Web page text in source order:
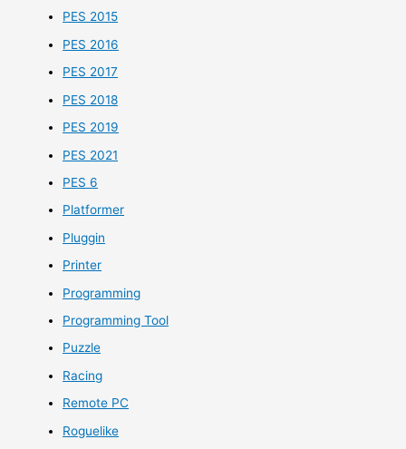
PES 2015
PES 2016
PES 2017
PES 2018
PES 2019
PES 2021
PES 6
Platformer
Pluggin
Printer
Programming
Programming Tool
Puzzle
Racing
Remote PC
Roguelike